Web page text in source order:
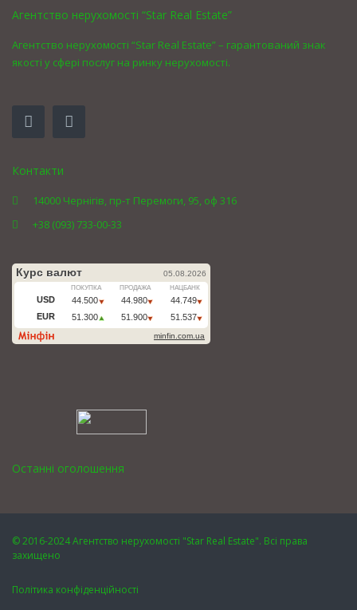
Агентство нерухомості “Star Real Estate”
Агентство нерухомості “Star Real Estate” – гарантований знак
якості у сфері послуг на ринку нерухомості.
Контакти
14000 Чернігів, пр-т Перемоги, 95, оф 316
+38 (093) 733-00-33
Останні оголошення
© 2016-2024 Агентство нерухомості "Star Real Estate". Всі права
захищено
Політика конфіденційності